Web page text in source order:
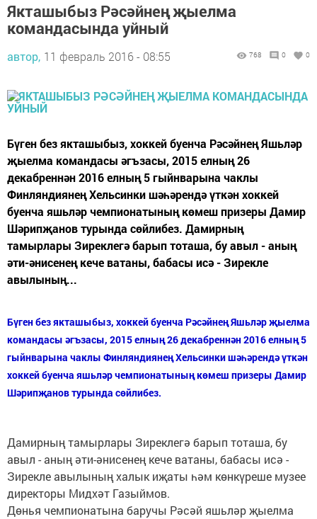
Якташыбыз Рәсәйнең җыелма
командасында уйный
автор, 11 февраль 2016 - 08:55 768 0 0
Бүген без якташыбыз, хоккей буенча Рәсәйнең Яшьләр
җыелма командасы әгъзасы, 2015 елның 26
декабреннән 2016 елның 5 гыйнварына чаклы
Финляндиянең Хельсинки шәһәрендә үткән хоккей
буенча яшьләр чемпионатының көмеш призеры Дамир
Шәрипҗанов турында сөйлибез. Дамирның
тамырлары Зиреклегә барып тоташа, бу авыл - аның
әти-әнисенең кече ватаны, бабасы исә - Зирекле
авылының...
Бүген без якташыбыз, хоккей буенча Рәсәйнең Яшьләр җыелма
командасы әгъзасы, 2015 елның 26 декабреннән 2016 елның 5
гыйнварына чаклы Финляндиянең Хельсинки шәһәрендә үткән
хоккей буенча яшьләр чемпионатының көмеш призеры Дамир
Шәрипҗанов турында сөйлибез.
Дамирның тамырлары Зиреклегә барып тоташа, бу
авыл - аның әти-әнисенең кече ватаны, бабасы исә -
Зирекле авылының халык иҗаты һәм көнкүреше музее
директоры Мидхәт Газыймов.
Дөнья чемпионатына баручы Рәсәй яшьләр җыелма